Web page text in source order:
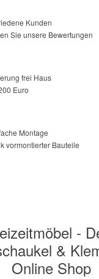
Kunden
Sie unsere Bewertungen
frei Haus
Euro
Montage
vormontierter Bauteile
-
&
Online Shop